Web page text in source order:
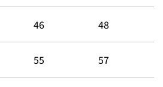
46 48
55 57